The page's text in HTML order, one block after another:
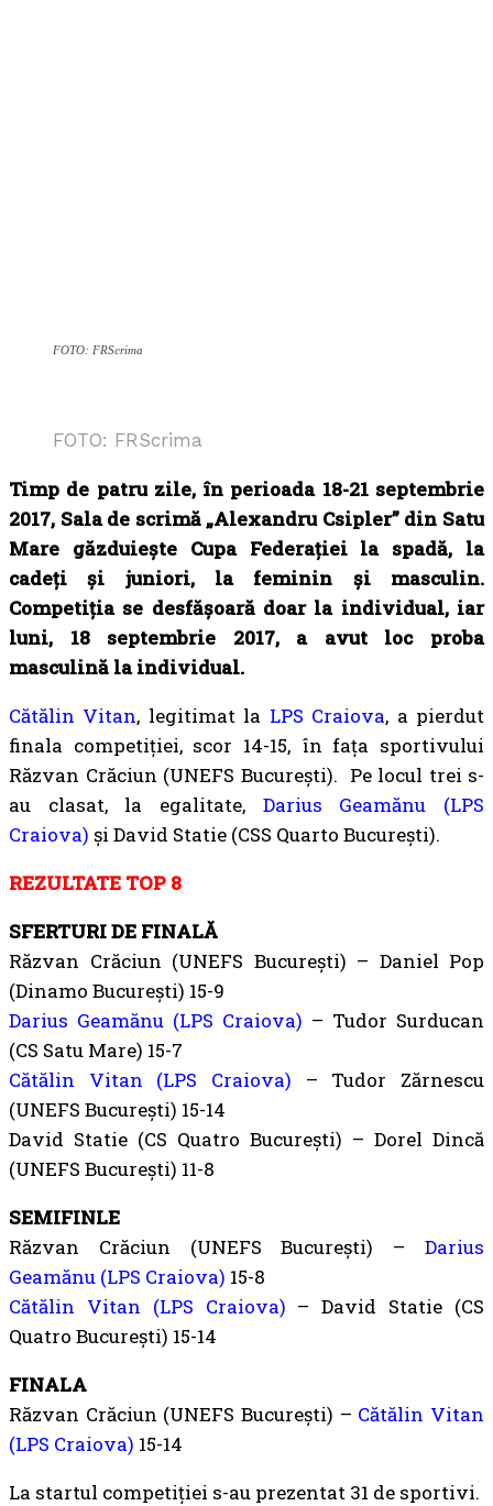
FOTO: FRScrima
FOTO: FRScrima
Timp de patru zile, în perioada 18-21 septembrie
2017, Sala de scrimă „Alexandru Csipler” din Satu
Mare găzduiește Cupa Federației la spadă, la
cadeți și juniori, la feminin și masculin.
Competiția se desfășoară doar la individual, iar
luni, 18 septembrie 2017, a avut loc proba
masculină la individual.
Cătălin Vitan, legitimat la LPS Craiova, a pierdut
finala competiției, scor 14-15, în fața sportivului
Răzvan Crăciun (UNEFS București). Pe locul trei s-
au clasat, la egalitate, Darius Geamănu (LPS
Craiova) și David Statie (CSS Quarto București).
REZULTATE TOP 8
SFERTURI DE FINALĂ
Răzvan Crăciun (UNEFS București) – Daniel Pop
(Dinamo București) 15-9
Darius Geamănu (LPS Craiova) – Tudor Surducan
(CS Satu Mare) 15-7
Cătălin Vitan (LPS Craiova) – Tudor Zărnescu
(UNEFS București) 15-14
David Statie (CS Quatro București) – Dorel Dincă
(UNEFS București) 11-8
SEMIFINLE
Răzvan Crăciun (UNEFS București) – Darius
Geamănu (LPS Craiova) 15-8
Cătălin Vitan (LPS Craiova) – David Statie (CS
Quatro București) 15-14
FINALA
Răzvan Crăciun (UNEFS București) – Cătălin Vitan
(LPS Craiova) 15-14
La startul competiției s-au prezentat 31 de sportivi.